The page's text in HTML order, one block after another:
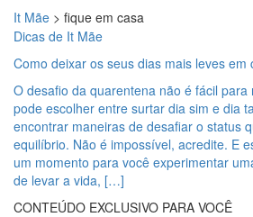
It Mãe > fique em casa
Dicas de It Mãe
Como deixar os seus dias mais leves em
O desafio da quarentena não é fácil para
pode escolher entre surtar dia sim e dia
encontrar maneiras de desafiar o status
equilíbrio. Não é impossível, acredite. E
um momento para você experimentar
de levar a vida, […]
CONTEÚDO EXCLUSIVO PARA VOCÊ